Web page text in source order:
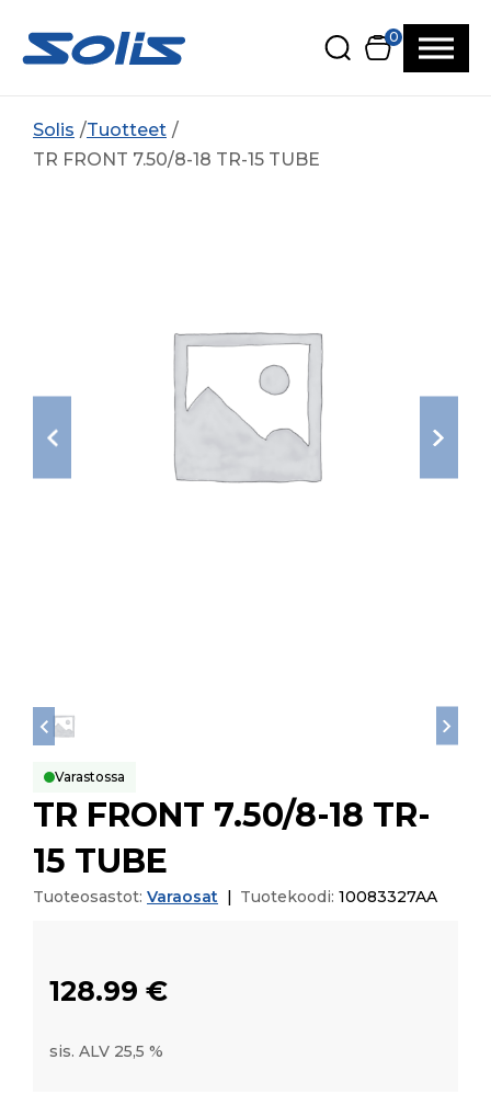
0
Solis
Tuotteet
TR FRONT 7.50/8-18 TR-15 TUBE
Varastossa
TR FRONT 7.50/8-18 TR-
15 TUBE
Tuoteosastot: Varaosat Tuotekoodi: 10083327AA
128.99 €
sis. ALV 25,5 %